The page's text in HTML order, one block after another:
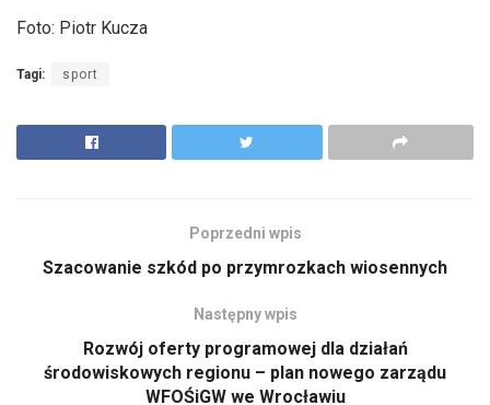
Foto: Piotr Kucza
Tagi: sport
Poprzedni wpis
Szacowanie szkód po przymrozkach wiosennych
Następny wpis
Rozwój oferty programowej dla działań
środowiskowych regionu – plan nowego zarządu
WFOŚiGW we Wrocławiu